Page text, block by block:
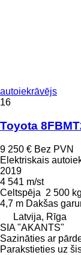
autoiekrāvējs
16
Toyota
9 250 € Bez PVN
Elektriskais
2019
4 541 m/st
Celtspēja 2 500 kg
4,7 m Dakšas
Latvija, Rīga
SIA "AKANTS"
Sazināties ar
Parakstieties uz